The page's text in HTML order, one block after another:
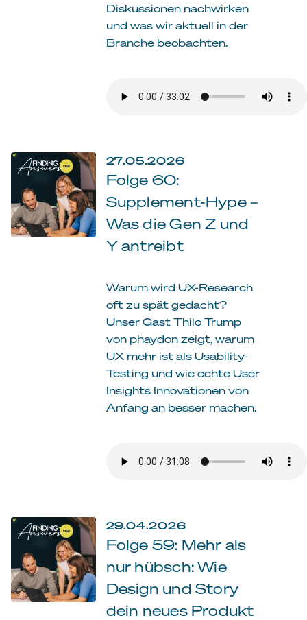
Diskussionen nachwirken
und was wir aktuell in der
Branche beobachten.
27.05.2026
Folge 60:
Supplement-Hype –
Was die Gen Z und
Y antreibt
Warum wird UX-Research
oft zu spät gedacht?
Unser Gast Thilo Trump
von phaydon zeigt, warum
UX mehr ist als Usability-
Testing und wie echte User
Insights Innovationen von
Anfang an besser machen.
29.04.2026
Folge 59: Mehr als
nur hübsch: Wie
Design und Story
dein neues Produkt